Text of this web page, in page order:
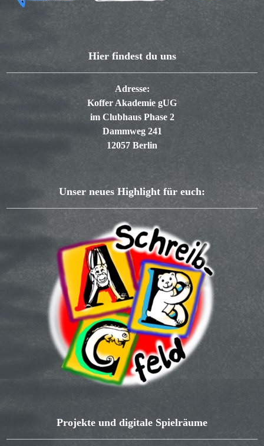
Hier findest du uns
Adresse:
Koffer Akademie gUG
im Clubhaus Phase 2
Dammweg 241
12057 Berlin
Unser neues Highlight für euch:
Projekte und digitale Spielräume